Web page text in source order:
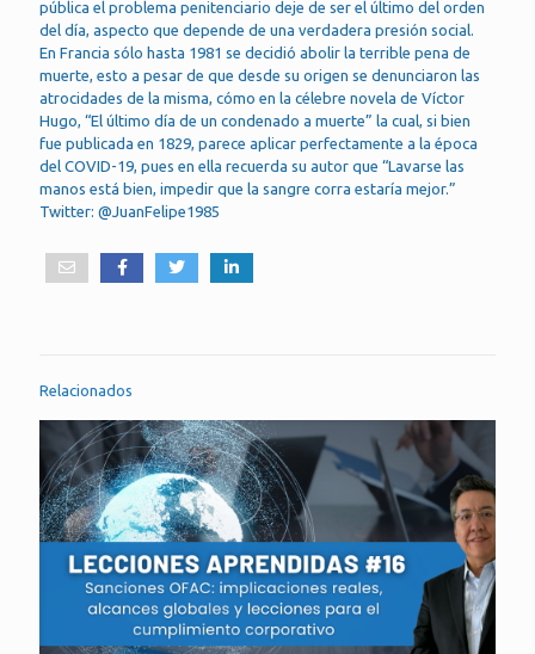
pública el problema penitenciario deje de ser el último del orden
del día, aspecto que depende de una verdadera presión social.
En Francia sólo hasta 1981 se decidió abolir la terrible pena de
muerte, esto a pesar de que desde su origen se denunciaron las
atrocidades de la misma, cómo en la célebre novela de Víctor
Hugo, “El último día de un condenado a muerte” la cual, si bien
fue publicada en 1829, parece aplicar perfectamente a la época
del COVID-19, pues en ella recuerda su autor que “Lavarse las
manos está bien, impedir que la sangre corra estaría mejor.”
Twitter: @JuanFelipe1985
Relacionados